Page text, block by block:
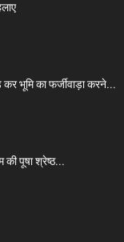
भूमि का फर्जीवाड़ा करने...
की पूषा श्रेष्ठ...